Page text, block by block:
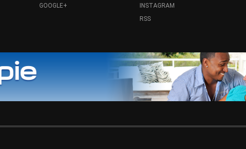
GOOGLE+
INSTAGRAM
RSS